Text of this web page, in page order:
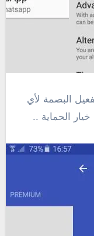
البصمة لأي
الحماية ..